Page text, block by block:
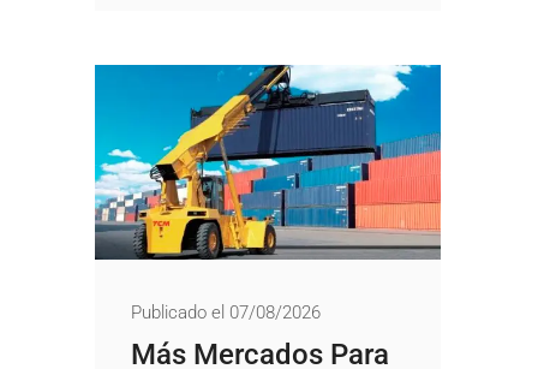
Publicado el 07/08/2026
Más Mercados Para